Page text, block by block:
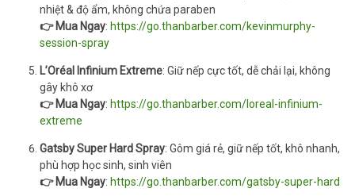
nhiệt & độ ẩm, không chứa paraben
👉 Mua Ngay: https://go.thanbarber.com/kevinmurphy-
session-spray
L’Oréal Infinium Extreme: Giữ nếp cực tốt, dễ chải lại, không
gây khô xơ
👉 Mua Ngay: https://go.thanbarber.com/loreal-infinium-
extreme
Gatsby Super Hard Spray: Gôm giá rẻ, giữ nếp tốt, khô nhanh,
phù hợp học sinh, sinh viên
👉 Mua Ngay: https://go.thanbarber.com/gatsby-super-hard